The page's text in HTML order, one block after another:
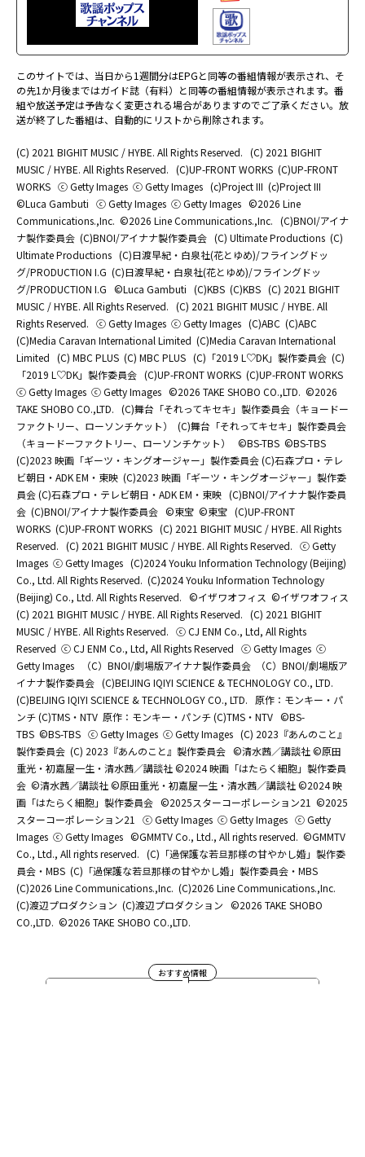
このサイトでは、当日から1週間分はEPGと同等の番組情報が表示され、そ
の先1か月後まではガイド誌（有料）と同等の番組情報が表示されます。番
組や放送予定は予告なく変更される場合がありますのでご了承ください。放
送が終了した番組は、自動的にリストから削除されます。
(C) 2021 BIGHIT MUSIC / HYBE. All Rights Reserved. (C) 2021 BIGHIT
MUSIC / HYBE. All Rights Reserved. (C)UP-FRONT WORKS (C)UP-FRONT
WORKS ⓒ Getty Images ⓒ Getty Images (c)Project III (c)Project III
©Luca Gambuti ⓒ Getty Images ⓒ Getty Images ©2026 Line
Communications.,Inc. ©2026 Line Communications.,Inc. (C)BNOI/アイナ
ナ製作委員会 (C)BNOI/アイナナ製作委員会 (C) Ultimate Productions (C)
Ultimate Productions (C)日渡早紀・白泉社(花とゆめ)/フライングドッ
グ/PRODUCTION I.G (C)日渡早紀・白泉社(花とゆめ)/フライングドッ
グ/PRODUCTION I.G ©Luca Gambuti (C)KBS (C)KBS (C) 2021 BIGHIT
MUSIC / HYBE. All Rights Reserved. (C) 2021 BIGHIT MUSIC / HYBE. All
Rights Reserved. ⓒ Getty Images ⓒ Getty Images (C)ABC (C)ABC
(C)Media Caravan International Limited (C)Media Caravan International
Limited (C) MBC PLUS (C) MBC PLUS (C)「2019 L♡DK」製作委員会 (C)
「2019 L♡DK」製作委員会 (C)UP-FRONT WORKS (C)UP-FRONT WORKS
ⓒ Getty Images ⓒ Getty Images ©2026 TAKE SHOBO CO.,LTD. ©2026
TAKE SHOBO CO.,LTD. (C)舞台「それってキセキ」製作委員会（キョードー
ファクトリー、ローソンチケット）
(C)舞台「それってキセキ」製作委員会
（キョードーファクトリー、ローソンチケット）
©BS-TBS ©BS-TBS
(C)2023 映画「ギーツ・キングオージャー」製作委員会 (C)石森プロ・テレ
ビ朝日・ADK EM・東映 (C)2023 映画「ギーツ・キングオージャー」製作委
員会 (C)石森プロ・テレビ朝日・ADK EM・東映 (C)BNOI/アイナナ製作委員
会 (C)BNOI/アイナナ製作委員会 ©東宝 ©東宝 (C)UP-FRONT
WORKS (C)UP-FRONT WORKS (C) 2021 BIGHIT MUSIC / HYBE. All Rights
Reserved. (C) 2021 BIGHIT MUSIC / HYBE. All Rights Reserved. ⓒ Getty
Images ⓒ Getty Images (C)2024 Youku Information Technology (Beijing)
Co., Ltd. All Rights Reserved. (C)2024 Youku Information Technology
(Beijing) Co., Ltd. All Rights Reserved. ©イザワオフィス ©イザワオフィス
(C) 2021 BIGHIT MUSIC / HYBE. All Rights Reserved. (C) 2021 BIGHIT
MUSIC / HYBE. All Rights Reserved. ⓒ CJ ENM Co., Ltd, All Rights
Reserved ⓒ CJ ENM Co., Ltd, All Rights Reserved ⓒ Getty Images ⓒ
Getty Images
（C）BNOI/劇場版アイナナ製作委員会
（C）BNOI/劇場版ア
イナナ製作委員会 (C)BEIJING IQIYI SCIENCE & TECHNOLOGY CO., LTD.
(C)BEIJING IQIYI SCIENCE & TECHNOLOGY CO., LTD. 原作：モンキー・パ
ンチ (C)TMS・NTV 原作：モンキー・パンチ (C)TMS・NTV ©BS-
TBS ©BS-TBS ⓒ Getty Images ⓒ Getty Images (C) 2023『あんのこと』
製作委員会 (C) 2023『あんのこと』製作委員会 ©清水茜／講談社 ©原田
重光・初嘉屋一生・清水茜／講談社 ©2024 映画「はたらく細胞」製作委員
会 ©清水茜／講談社 ©原田重光・初嘉屋一生・清水茜／講談社 ©2024 映
画「はたらく細胞」製作委員会 ©2025スターコーポレーション21 ©2025
スターコーポレーション21 ⓒ Getty Images ⓒ Getty Images ⓒ Getty
Images ⓒ Getty Images ©GMMTV Co., Ltd., All rights reserved. ©GMMTV
Co., Ltd., All rights reserved. (C)「過保護な若旦那様の甘やかし婚」製作委
員会・MBS (C)「過保護な若旦那様の甘やかし婚」製作委員会・MBS
(C)2026 Line Communications.,Inc. (C)2026 Line Communications.,Inc.
(C)渡辺プロダクション (C)渡辺プロダクション ©2026 TAKE SHOBO
CO.,LTD. ©2026 TAKE SHOBO CO.,LTD.
おすすめ情報